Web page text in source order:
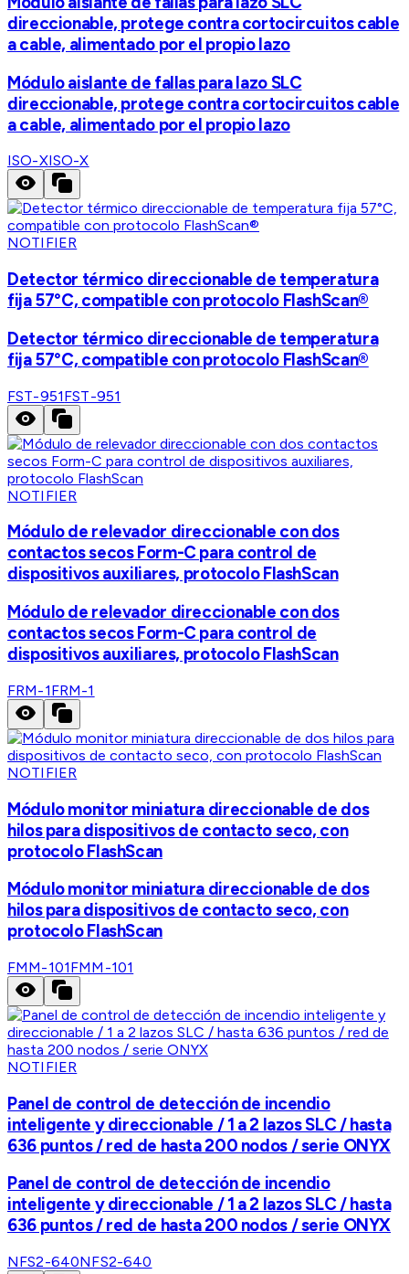
direccionable, protege contra cortocircuitos cable
a cable, alimentado por el propio lazo
Módulo aislante de fallas para lazo SLC
direccionable, protege contra cortocircuitos cable
a cable, alimentado por el propio lazo
ISO-XISO-X
NOTIFIER
Detector térmico direccionable de temperatura
fija 57°C, compatible con protocolo FlashScan®
Detector térmico direccionable de temperatura
fija 57°C, compatible con protocolo FlashScan®
FST-951FST-951
NOTIFIER
Módulo de relevador direccionable con dos
contactos secos Form-C para control de
dispositivos auxiliares, protocolo FlashScan
Módulo de relevador direccionable con dos
contactos secos Form-C para control de
dispositivos auxiliares, protocolo FlashScan
FRM-1FRM-1
NOTIFIER
Módulo monitor miniatura direccionable de dos
hilos para dispositivos de contacto seco, con
protocolo FlashScan
Módulo monitor miniatura direccionable de dos
hilos para dispositivos de contacto seco, con
protocolo FlashScan
FMM-101FMM-101
NOTIFIER
Panel de control de detección de incendio
inteligente y direccionable / 1 a 2 lazos SLC / hasta
636 puntos / red de hasta 200 nodos / serie ONYX
Panel de control de detección de incendio
inteligente y direccionable / 1 a 2 lazos SLC / hasta
636 puntos / red de hasta 200 nodos / serie ONYX
NFS2-640NFS2-640